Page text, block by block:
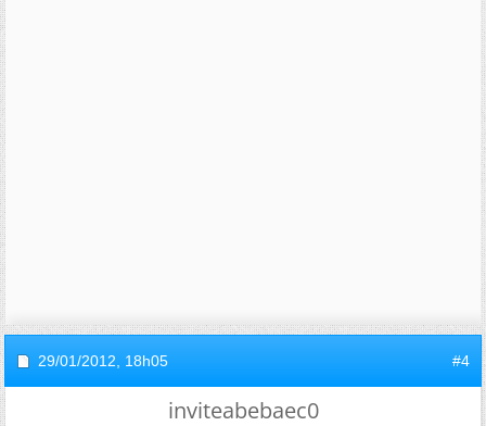
29/01/2012, 18h05 #4
inviteabebaec0